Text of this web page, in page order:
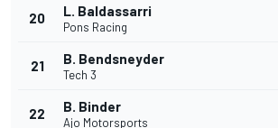
20 L. Baldassarri
Pons Racing
21 B. Bendsneyder
Tech 3
22 B. Binder
Ajo Motorsports